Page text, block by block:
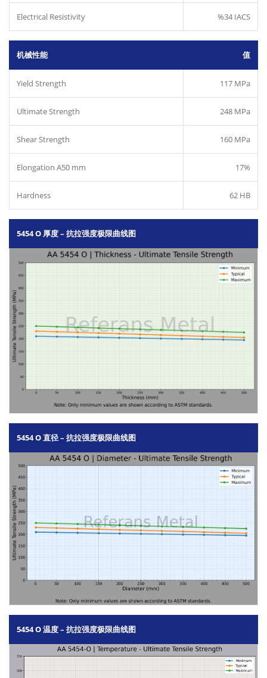
Electrical Resistivity %34 IACS
机械性能 值
Yield Strength 117 MPa
Ultimate Strength 248 MPa
Shear Strength 160 MPa
Elongation A50 mm 17%
Hardness 62 HB
5454 O 厚度 – 抗拉强度极限曲线图
5454 O 直径 – 抗拉强度极限曲线图
5454 O 温度 – 抗拉强度极限曲线图